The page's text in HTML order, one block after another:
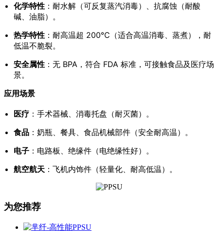
化学特性 ：耐水解（可反复蒸汽消毒）、抗腐蚀（耐酸
碱、油脂）。
热学特性 ：耐高温超 200℃（适合高温消毒、蒸煮），耐
低温不脆裂。
安全属性 ：无 BPA，符合 FDA 标准，可接触食品及医疗场
景。
应用场景
医疗 ：手术器械、消毒托盘（耐灭菌）。
食品 ：奶瓶、餐具、食品机械部件（安全耐高温）。
电子 ：电路板、绝缘件（电绝缘性好）。
航空航天 ：飞机内饰件（轻量化、耐高低温）。
为您推荐